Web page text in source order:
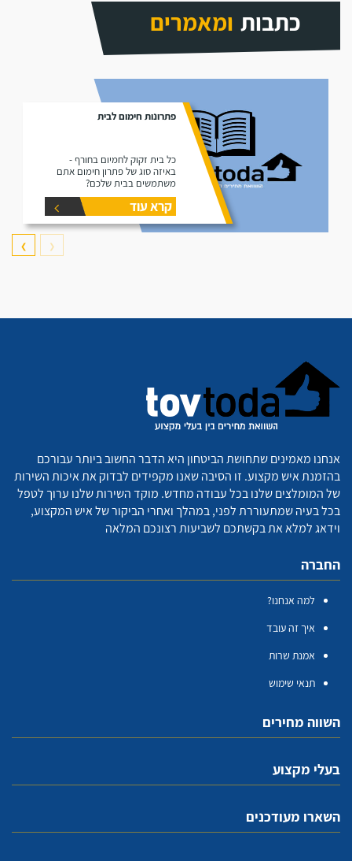
כתבות ומאמרים
פתרונות חימום לבית
כל בית זקוק לחמיום בחורף -
באיזה סוג של פתרון חימום אתם
משתמשים בבית שלכם?
קרא עוד
❮
❯
אנחנו מאמינים שתחושת הביטחון היא הדבר החשוב ביותר עבורכם
בהזמנת איש מקצוע. זו הסיבה שאנו מקפידים לבדוק את איכות השירות
של המומלצים שלנו בכל עבודה מחדש. מוקד השירות שלנו ערוך לטפל
בכל בעיה שמתעוררת לפני, במהלך ואחרי הביקור של איש המקצוע,
וידאג למלא את בקשתכם לשביעות רצונכם המלאה
החברה
למה אנחנו?
איך זה עובד
אמנת שרות
תנאי שימוש
השווה מחירים
בעלי מקצוע
השארו מעודכנים